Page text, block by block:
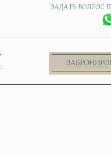
ЗАДАТЬ ВОПРОС